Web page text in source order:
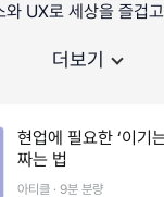
와 UX로 세상을 즐겁
더보기
현업에 필요한 ‘이기
짜는 법
아티클 · 9분 분량